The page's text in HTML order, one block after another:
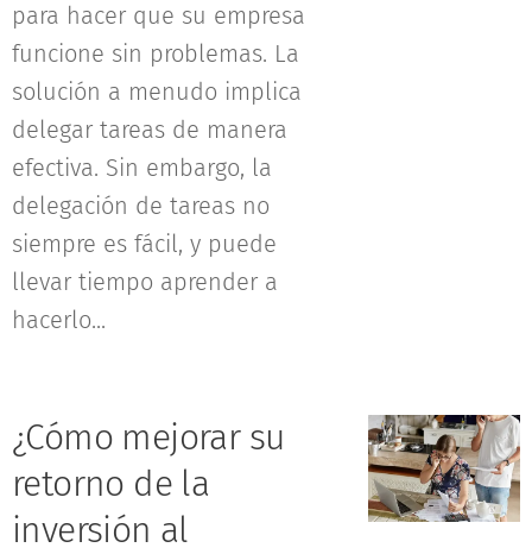
para hacer que su empresa
funcione sin problemas. La
solución a menudo implica
delegar tareas de manera
efectiva. Sin embargo, la
delegación de tareas no
siempre es fácil, y puede
llevar tiempo aprender a
hacerlo...
¿Cómo mejorar su
retorno de la
inversión al